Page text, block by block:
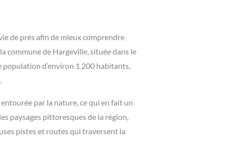
de près afin de mieux comprendre
commune de Hargeville, située dans le
d’environ 1 200 habitants,
par la nature, ce qui en fait un
paysages pittoresques de la région,
pistes et routes qui traversent la